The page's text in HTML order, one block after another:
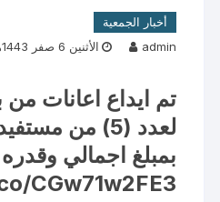
أخبار الجمعية
admin
الأثنين 6 صفر 1443هـ 13-9-2021م
تم ايداع اعانات من
لعدد (5) من
CGw71w2FE3